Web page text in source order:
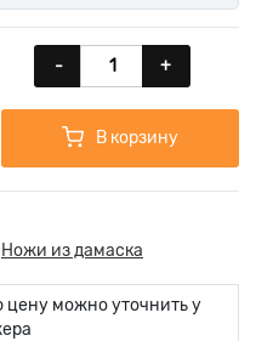
- +
В корзину
Ножи из дамаска
цену можно уточнить у